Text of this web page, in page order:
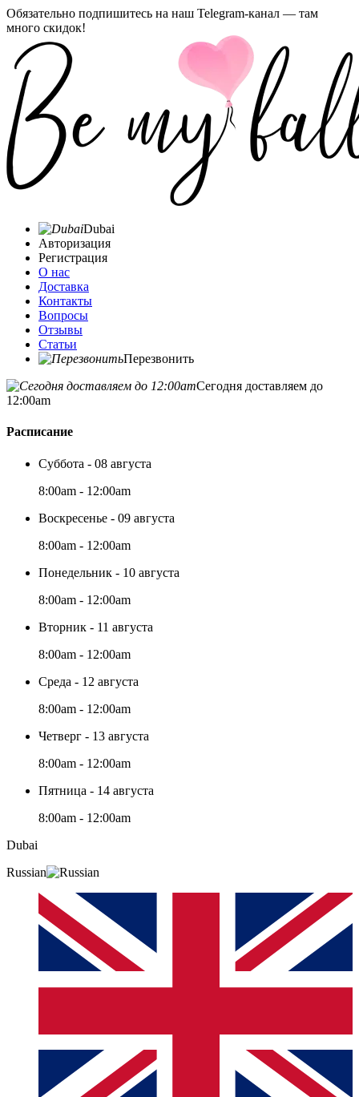
Обязательно подпишитесь на наш Telegram-канал — там
много скидок!
Dubai
Авторизация
Регистрация
О нас
Доставка
Контакты
Вопросы
Отзывы
Статьи
Перезвонить
Сегодня доставляем до
12:00am
Расписание
Суббота - 08 августа
8:00am - 12:00am
Воскресенье - 09 августа
8:00am - 12:00am
Понедельник - 10 августа
8:00am - 12:00am
Вторник - 11 августа
8:00am - 12:00am
Среда - 12 августа
8:00am - 12:00am
Четверг - 13 августа
8:00am - 12:00am
Пятница - 14 августа
8:00am - 12:00am
Dubai
Russian